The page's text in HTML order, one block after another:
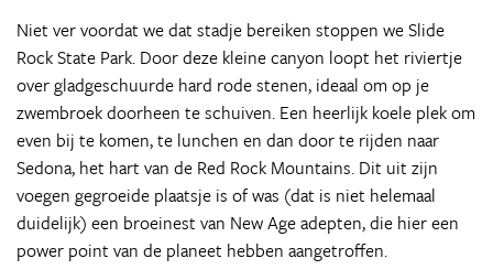
Niet ver voordat we dat stadje bereiken stoppen we Slide
Rock State Park. Door deze kleine canyon loopt het riviertje
over gladgeschuurde hard rode stenen, ideaal om op je
zwembroek doorheen te schuiven. Een heerlijk koele plek om
even bij te komen, te lunchen en dan door te rijden naar
Sedona, het hart van de Red Rock Mountains. Dit uit zijn
voegen gegroeide plaatsje is of was (dat is niet helemaal
duidelijk) een broeinest van New Age adepten, die hier een
power point van de planeet hebben aangetroffen.